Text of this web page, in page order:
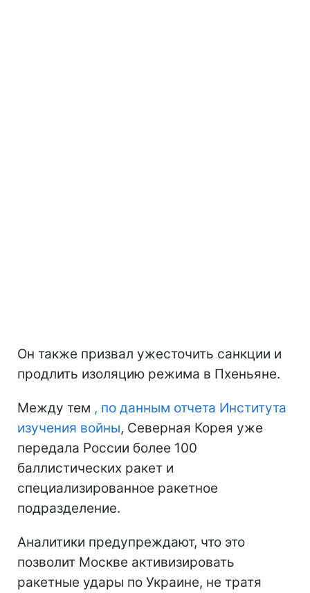
Он также призвал ужесточить санкции и
продлить изоляцию режима в Пхеньяне.
Между тем , по данным отчета Института
изучения войны, Северная Корея уже
передала России более 100
баллистических ракет и
специализированное ракетное
подразделение.
Аналитики предупреждают, что это
позволит Москве активизировать
ракетные удары по Украине, не тратя